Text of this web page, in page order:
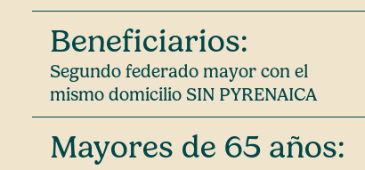
Beneficiarios:
Segundo federado mayor con el
mismo domicilio SIN PYRENAICA
Mayores de 65 años: